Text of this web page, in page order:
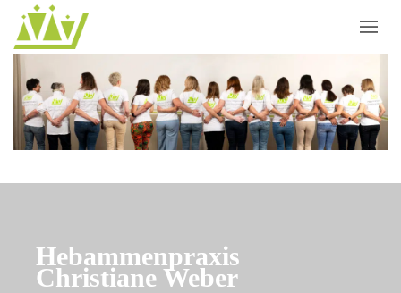
Hebammenpraxis
Christiane Weber